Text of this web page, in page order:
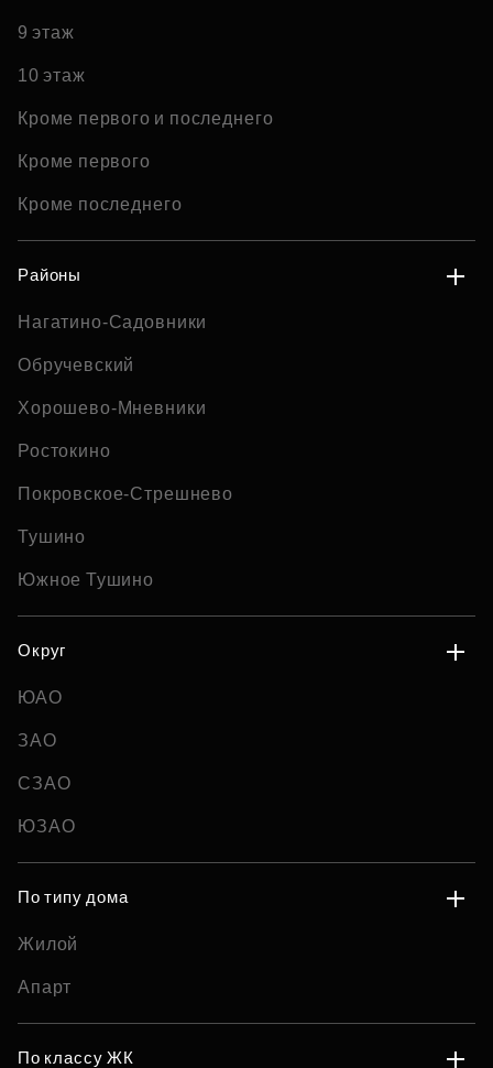
9 этаж
10 этаж
Кроме первого и последнего
Кроме первого
Кроме последнего
Районы
Нагатино-Садовники
Обручевский
Хорошево-Мневники
Ростокино
Покровское-Стрешнево
Тушино
Южное Тушино
Округ
ЮАО
ЗАО
СЗАО
ЮЗАО
По типу дома
Жилой
Апарт
По классу ЖК